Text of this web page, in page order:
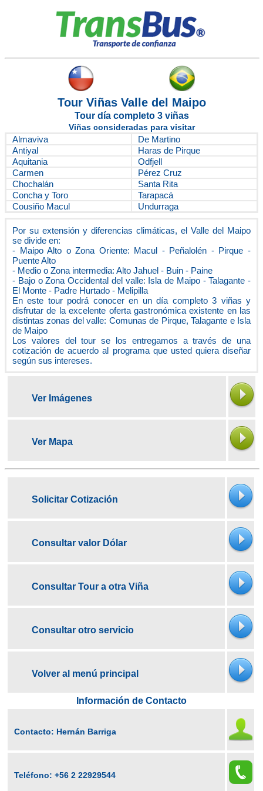
Tour Viñas Valle del Maipo
Tour día completo 3 viñas
Viñas consideradas para visitar
Almaviva
De Martino
Antiyal
Haras de Pirque
Aquitania
Odfjell
Carmen
Pérez Cruz
Chochalán
Santa Rita
Concha y Toro
Tarapacá
Cousiño Macul
Undurraga
Por su extensión y diferencias climáticas, el Valle del Maipo
se divide en:
- Maipo Alto o Zona Oriente: Macul - Peñalolén - Pirque -
Puente Alto
- Medio o Zona intermedia: Alto Jahuel - Buin - Paine
- Bajo o Zona Occidental del valle: Isla de Maipo - Talagante -
El Monte - Padre Hurtado - Melipilla
En este tour podrá conocer en un día completo 3 viñas y
disfrutar de la excelente oferta gastronómica existente en las
distintas zonas del valle: Comunas de Pirque, Talagante e Isla
de Maipo
Los valores del tour se los entregamos a través de una
cotización de acuerdo al programa que usted quiera diseñar
según sus intereses.
Ver Imágenes
Ver Mapa
Solicitar Cotización
Consultar valor Dólar
Consultar Tour a otra Viña
Consultar otro servicio
Volver al menú principal
Información de Contacto
Contacto: Hernán Barriga
Teléfono: +56 2 22929544